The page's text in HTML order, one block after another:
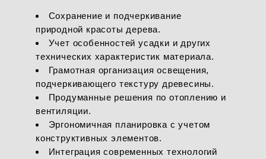
Сохранение и подчеркивание
природной красоты дерева.
Учет особенностей усадки и других
технических характеристик материала.
Грамотная организация освещения,
подчеркивающего текстуру древесины.
Продуманные решения по отоплению и
вентиляции.
Эргономичная планировка с учетом
конструктивных элементов.
Интеграция современных технологий